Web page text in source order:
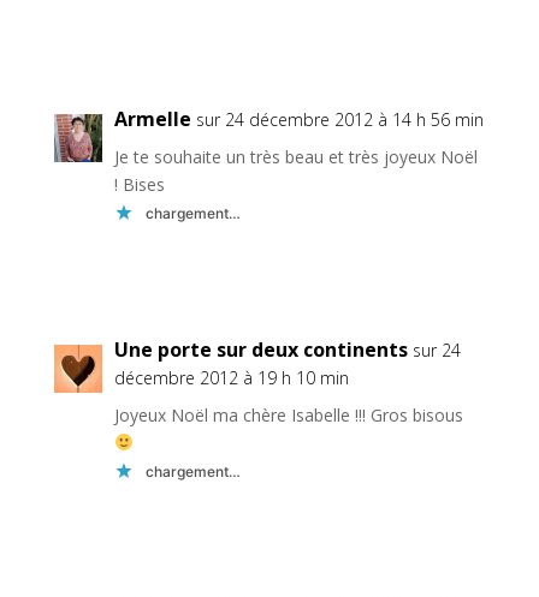
Armelle sur 24 décembre 2012 à 14 h 56 min
Je te souhaite un très beau et très joyeux Noël
! Bises
chargement…
Une porte sur deux continents sur 24
décembre 2012 à 19 h 10 min
Joyeux Noël ma chère Isabelle !!! Gros bisous
chargement…